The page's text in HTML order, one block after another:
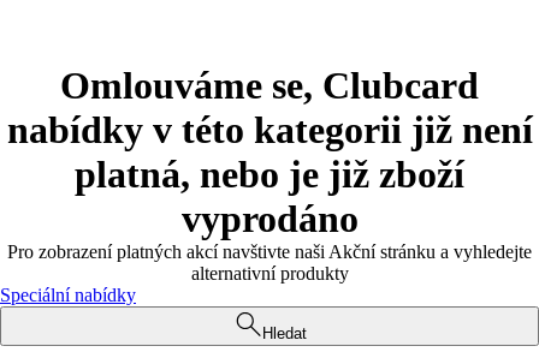
Omlouváme se, Clubcard
nabídky v této kategorii již není
platná, nebo je již zboží
vyprodáno
Pro zobrazení platných akcí navštivte naši Akční stránku a vyhledejte
alternativní produkty
Speciální nabídky
Hledat